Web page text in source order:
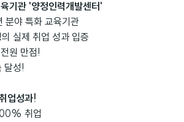
기관 '양정인력개발센터'
야 특화 교육기관
실제 취업 성과 입증
원 만점!
달성!
업성과!
취업